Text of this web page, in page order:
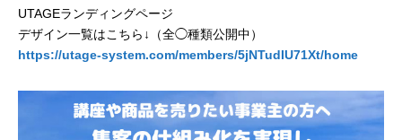
UTAGEランディングページ
デザイン一覧はこちら↓（全◯種類公開中）
https://utage-system.com/members/5jNTudIU71Xt/home